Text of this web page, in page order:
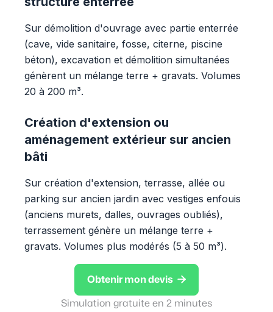
Sur démolition d'ouvrage avec partie enterrée
(cave, vide sanitaire, fosse, citerne, piscine
béton), excavation et démolition simultanées
génèrent un mélange terre + gravats. Volumes
20 à 200 m³.
Création d'extension ou
aménagement extérieur sur ancien
bâti
Sur création d'extension, terrasse, allée ou
parking sur ancien jardin avec vestiges enfouis
(anciens murets, dalles, ouvrages oubliés),
terrassement génère un mélange terre +
gravats. Volumes plus modérés (5 à 50 m³).
Obtenir mon devis 
Simulation gratuite en 2 minutes